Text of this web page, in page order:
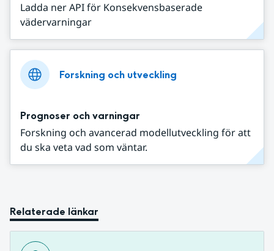
Ladda ner API för Konsekvensbaserade
vädervarningar
Forskning och utveckling
Prognoser och varningar
Forskning och avancerad modellutveckling för att
du ska veta vad som väntar.
Relaterade länkar